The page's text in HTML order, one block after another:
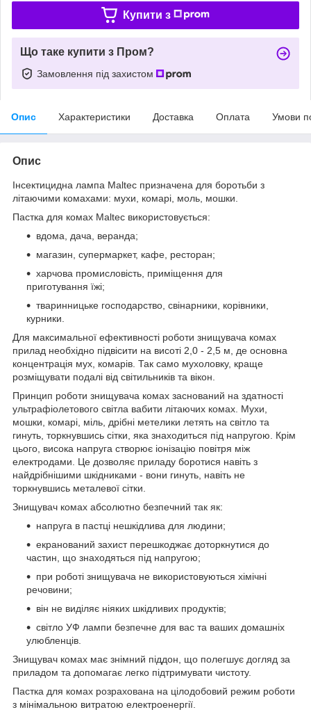
Купити з
Що таке купити з Пром?
Замовлення під захистом
Опис Характеристики Доставка Оплата Умови
Опис
Інсектицидна лампа Maltec призначена для боротьби з
літаючими комахами: мухи, комарі, моль, мошки.
Пастка для комах Maltec використовується:
вдома, дача, веранда;
магазин, супермаркет, кафе, ресторан;
харчова промисловість, приміщення для
приготування їжі;
тваринницьке господарство, свінарники, корівники,
курники.
Для максимальної ефективності роботи знищувача комах
прилад необхідно підвісити на висоті 2,0 - 2,5 м, де основна
концентрація мух, комарів. Так само мухоловку, краще
розміщувати подалі від світильників та вікон.
Принцип роботи знищувача комах заснований на здатності
ультрафіолетового світла вабити літаючих комах. Мухи,
мошки, комарі, міль, дрібні метелики летять на світло та
гинуть, торкнувшись сітки, яка знаходиться під напругою. Крім
цього, висока напруга створює іонізацію повітря між
електродами. Це дозволяє приладу боротися навіть з
найдрібнішими шкідниками - вони гинуть, навіть не
торкнувшись металевої сітки.
Знищувач комах абсолютно безпечний так як:
напруга в пастці нешкідлива для людини;
екранований захист перешкоджає доторкнутися до
частин, що знаходяться під напругою;
при роботі знищувача не використовуються хімічні
речовини;
він не виділяє ніяких шкідливих продуктів;
світло УФ лампи безпечне для вас та ваших домашніх
улюбленців.
Знищувач комах має знімний піддон, що полегшує догляд за
приладом та допомагає легко підтримувати чистоту.
Пастка для комах розрахована на цілодобовий режим роботи
з мінімальною витратою електроенергії.